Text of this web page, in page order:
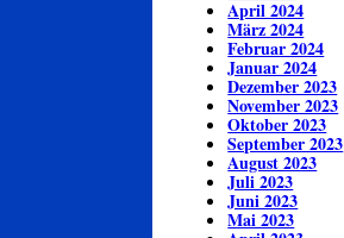
April 2024
März 2024
Februar 2024
Januar 2024
Dezember 2023
November 2023
Oktober 2023
September 2023
August 2023
Juli 2023
Juni 2023
Mai 2023